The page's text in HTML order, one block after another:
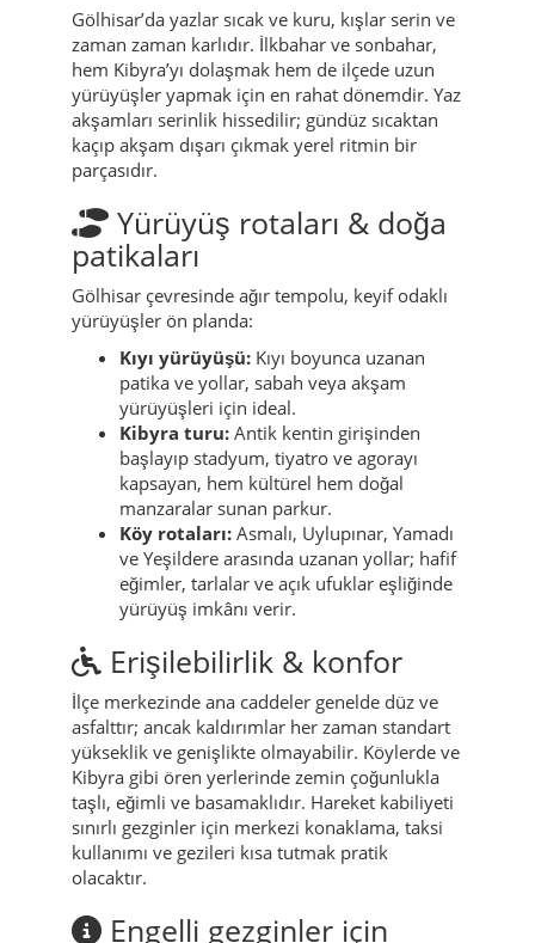
Gölhisar’da yazlar sıcak ve kuru, kışlar serin ve
zaman zaman karlıdır. İlkbahar ve sonbahar,
hem Kibyra’yı dolaşmak hem de ilçede uzun
yürüyüşler yapmak için en rahat dönemdir. Yaz
akşamları serinlik hissedilir; gündüz sıcaktan
kaçıp akşam dışarı çıkmak yerel ritmin bir
parçasıdır.
Yürüyüş rotaları & doğa
patikaları
Gölhisar çevresinde ağır tempolu, keyif odaklı
yürüyüşler ön planda:
Kıyı yürüyüşü: Kıyı boyunca uzanan
patika ve yollar, sabah veya akşam
yürüyüşleri için ideal.
Kibyra turu: Antik kentin girişinden
başlayıp stadyum, tiyatro ve agorayı
kapsayan, hem kültürel hem doğal
manzaralar sunan parkur.
Köy rotaları: Asmalı, Uylupınar, Yamadı
ve Yeşildere arasında uzanan yollar; hafif
eğimler, tarlalar ve açık ufuklar eşliğinde
yürüyüş imkânı verir.
Erişilebilirlik & konfor
İlçe merkezinde ana caddeler genelde düz ve
asfalttır; ancak kaldırımlar her zaman standart
yükseklik ve genişlikte olmayabilir. Köylerde ve
Kibyra gibi ören yerlerinde zemin çoğunlukla
taşlı, eğimli ve basamaklıdır. Hareket kabiliyeti
sınırlı gezginler için merkezi konaklama, taksi
kullanımı ve gezileri kısa tutmak pratik
olacaktır.
Engelli gezginler için